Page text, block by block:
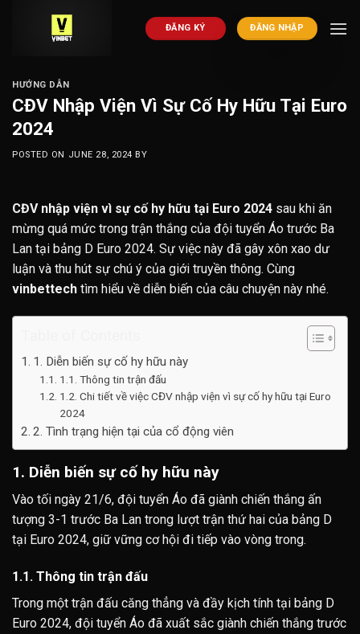
Skip
content
ĐĂNG KÝ ĐĂNG NHẬP
HƯỚNG DẪN
CĐV Nhập Viện Vì Sự Cố Hy Hữu Tại Euro
2024
POSTED ON JUNE 28, 2024 BY
CĐV nhập viện vì sự cố hy hữu tại Euro 2024 sau khi ăn
mừng quá mức trong trận thắng của đội tuyển Áo trước Ba
Lan tại bảng D Euro 2024. Sự việc này đã gây xôn xao dư
luận và thu hút sự chú ý của giới truyền thông. Cùng
vinbettech tìm hiểu về diễn biến của câu chuyện này nhé.
1. Diễn biến sự cố hy hữu này
1.1. Thông tin trận đấu
1.2. Chi tiết về việc CĐV nhập viện vì sự cố hy hữu tại Euro
2024
2. Tình trạng hiện tại của cổ động viên
1. Diễn biến sự cố hy hữu này
Vào tối ngày 21/6, đội tuyển Áo đã giành chiến thắng ấn
tượng 3-1 trước Ba Lan trong lượt trận thứ hai của bảng D
tại Euro 2024, giữ vững cơ hội đi tiếp vào vòng trong.
1.1. Thông tin trận đấu
Trong một trận đấu căng thẳng và đầy kịch tính tại bảng D
Euro 2024, đội tuyển Áo đã xuất sắc giành chiến thắng trước